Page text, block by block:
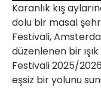
Karanlık kış
dolu bir masal
Festivali,
düzenlenen bir
Festivali 2025/
eşsiz bir yolunu